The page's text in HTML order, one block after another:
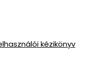
kézikönyv